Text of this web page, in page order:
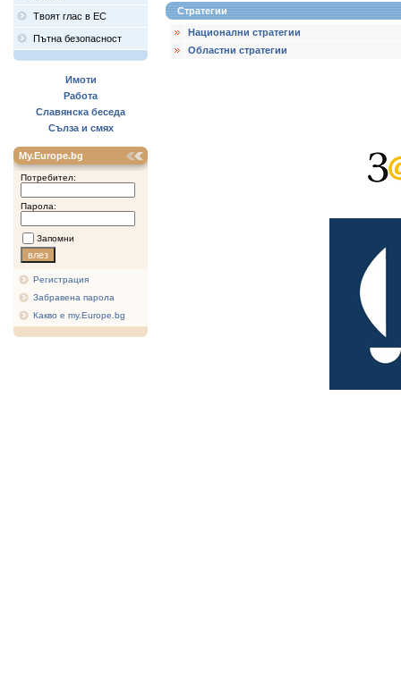
Твоят глас в ЕС
Пътна безопасност
Имоти
Работа
Славянска беседа
Сълза и смях
My.Europe.bg
Потребител:
Парола:
Запомни
Регистрация
Забравена парола
Какво е my.Europe.bg
Стратегии
Национални стратегии
Областни стратегии